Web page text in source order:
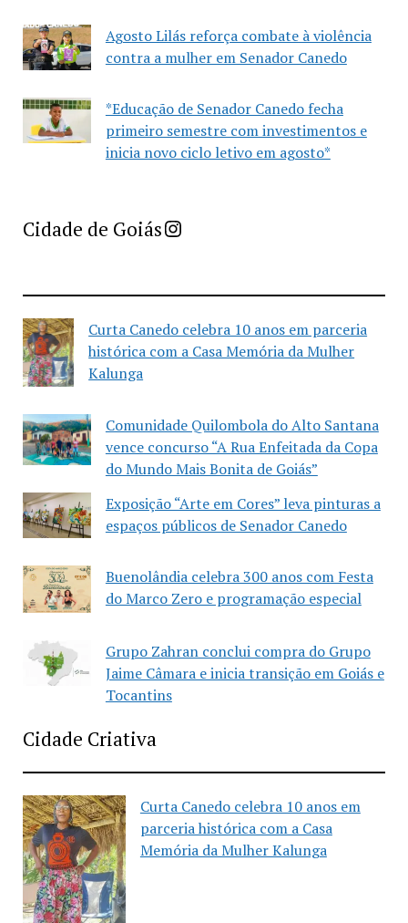
Agosto Lilás reforça combate à violência
contra a mulher em Senador Canedo
*Educação de Senador Canedo fecha
primeiro semestre com investimentos e
inicia novo ciclo letivo em agosto*
Cidade de GoiásImprensa Criativa da Cidade de Goiás
Curta Canedo celebra 10 anos em parceria
histórica com a Casa Memória da Mulher
Kalunga
Comunidade Quilombola do Alto Santana
vence concurso “A Rua Enfeitada da Copa
do Mundo Mais Bonita de Goiás”
Exposição “Arte em Cores” leva pinturas a
espaços públicos de Senador Canedo
Buenolândia celebra 300 anos com Festa
do Marco Zero e programação especial
Grupo Zahran conclui compra do Grupo
Jaime Câmara e inicia transição em Goiás e
Tocantins
Cidade Criativa
Curta Canedo celebra 10 anos em
parceria histórica com a Casa
Memória da Mulher Kalunga